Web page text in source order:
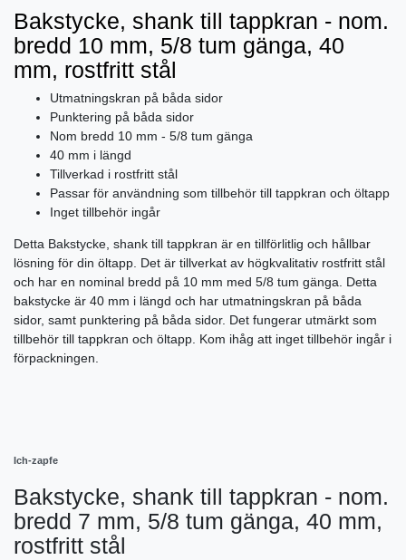
Bakstycke, shank till tappkran - nom.
bredd 10 mm, 5/8 tum gänga, 40
mm, rostfritt stål
Utmatningskran på båda sidor
Punktering på båda sidor
Nom bredd 10 mm - 5/8 tum gänga
40 mm i längd
Tillverkad i rostfritt stål
Passar för användning som tillbehör till tappkran och öltapp
Inget tillbehör ingår
Detta Bakstycke, shank till tappkran är en tillförlitlig och hållbar
lösning för din öltapp. Det är tillverkat av högkvalitativ rostfritt stål
och har en nominal bredd på 10 mm med 5/8 tum gänga. Detta
bakstycke är 40 mm i längd och har utmatningskran på båda
sidor, samt punktering på båda sidor. Det fungerar utmärkt som
tillbehör till tappkran och öltapp. Kom ihåg att inget tillbehör ingår i
förpackningen.
Ich-zapfe
Bakstycke, shank till tappkran - nom.
bredd 7 mm, 5/8 tum gänga, 40 mm,
rostfritt stål